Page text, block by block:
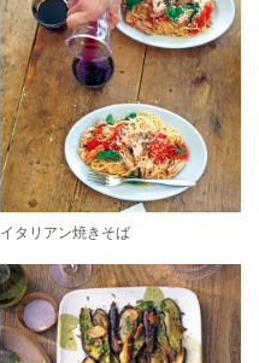
イタリアン焼きそば